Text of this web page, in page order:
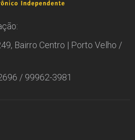
Bairro Centro | Porto Velho /
/ 99962-3981